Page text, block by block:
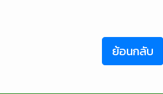
ย้อนกลับ